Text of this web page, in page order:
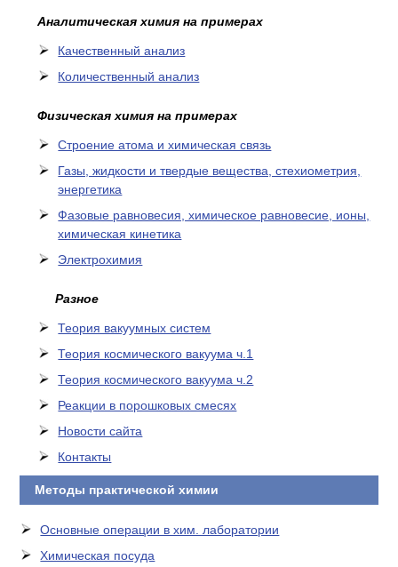
Аналитическая химия на примерах
Качественный анализ
Количественный анализ
Физическая химия на примерах
Cтроение атома и химическая связь
Газы, жидкости и твердые вещества, стехиометрия,
энергетика
Фазовые равновесия, химическое равновесие, ионы,
химическая кинетика
Электрохимия
Разное
Теория вакуумных систем
Теория космического вакуума ч.1
Теория космического вакуума ч.2
Реакции в порошковых смесях
Новости сайта
Контакты
Методы практической химии
Основные операции в хим. лаборатории
Химическая посуда